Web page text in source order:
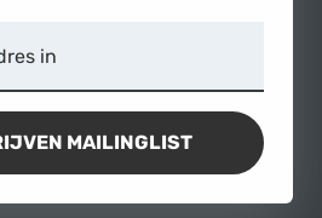
door jannico.nl
in
MAILINGLIST